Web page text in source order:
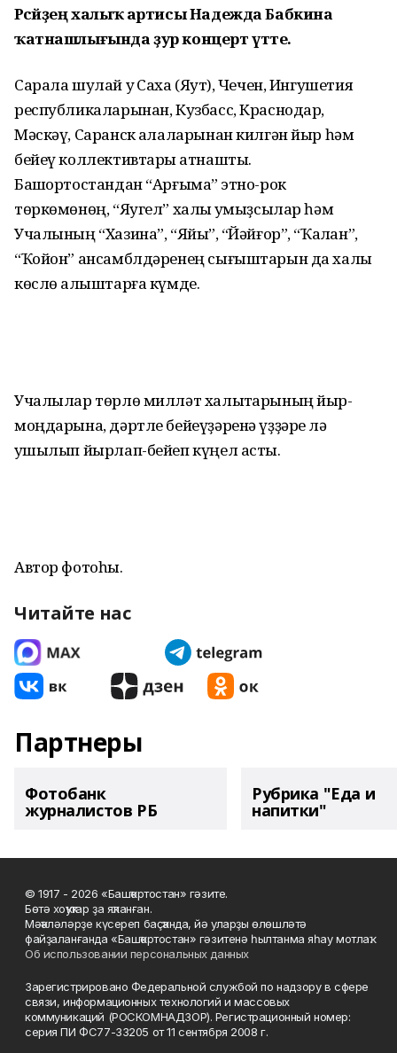
Рәсәйҙең халыҡ артисы Надежда Бабкина
ҡатнашлығында ҙур концерт үтте.
Сарала шулай уҡ Саха (Яҡут), Чечен, Ингушетия
республикаларынан, Кузбасс, Краснодар,
Мәскәү, Саранск ҡалаларынан килгән йыр һәм
бейеү коллективтары ҡатнашты.
Башҡортостандан “Арғымаҡ” этно-рок
төркөмөнөң, “Яугел” халыҡ ҡумыҙсылар һәм
Учалының “Хазина”, “Яйыҡ”, “Йәйғор”, “Ҡалҡан”,
“Ҡойон” ансамблдәренең сығыштарын да халыҡ
көслө алҡыштарға күмде.
Учалылар төрлө милләт халыҡтарының йыр-
моңдарына, дәртле бейеүҙәренә үҙҙәре лә
ҡушылып йырлап-бейеп күңел асты.
Автор фотоһы.
Читайте нас
Партнеры
Фотобанк
журналистов РБ
Рубрика "Еда и
напитки"
© 1917 - 2026 «Башҡортостан» гәзите.
Бөтә хоҡуҡтар ҙа яҡланған.
Мәҡәләләрҙе күсереп баҫҡанда, йә уларҙы өлөшләтә
файҙаланғанда «Башҡортостан» гәзитенә һылтанма яһау мотлаҡ.
Об использовании персональных данных
Зарегистрировано Федеральной службой по надзору в сфере
связи, информационных технологий и массовых
коммуникаций (РОСКОМНАДЗОР). Регистрационный номер:
серия ПИ ФС77-33205 от 11 сентября 2008 г.